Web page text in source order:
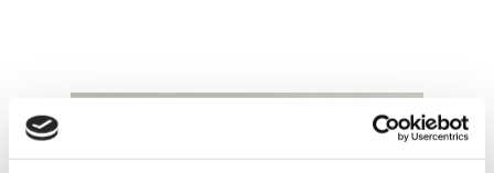
BATTERISKABE
BRANDSIKRE BATTERISKABE